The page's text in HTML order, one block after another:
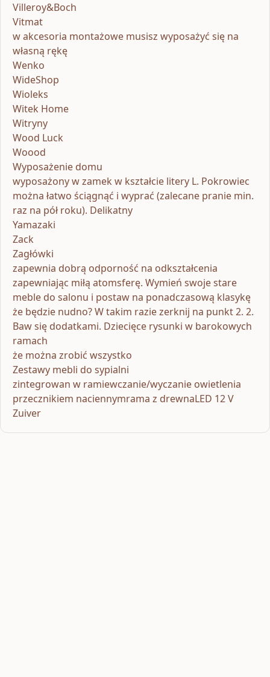
Villeroy&Boch
Vitmat
w akcesoria montażowe musisz wyposażyć się na
własną rękę
Wenko
WideShop
Wioleks
Witek Home
Witryny
Wood Luck
Woood
Wyposażenie domu
wyposażony w zamek w kształcie litery L. Pokrowiec
można łatwo ściągnąć i wyprać (zalecane pranie min.
raz na pół roku). Delikatny
Yamazaki
Zack
Zagłówki
zapewnia dobrą odporność na odkształcenia
zapewniając miłą atomsferę. Wymień swoje stare
meble do salonu i postaw na ponadczasową klasykę
że będzie nudno? W takim razie zerknij na punkt 2. 2.
Baw się dodatkami. Dziecięce rysunki w barokowych
ramach
że można zrobić wszystko
Zestawy mebli do sypialni
zintegrowan w ramiewczanie/wyczanie owietlenia
przecznikiem naciennymrama z drewnaLED 12 V
Zuiver